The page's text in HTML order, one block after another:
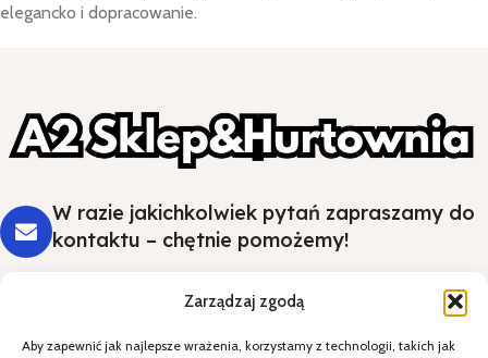
Zarządzaj zgodą
Aby zapewnić jak najlepsze wrażenia, korzystamy z technologii, takich jak
elegancko i dopracowanie.
W razie jakichkolwiek pytań zapraszamy do
kontaktu – chętnie pomożemy!
Styl i wygoda na Twoim stole - wybierz